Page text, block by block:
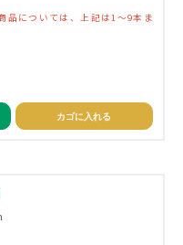
品については、上記は1～9本ま
カゴに入れる